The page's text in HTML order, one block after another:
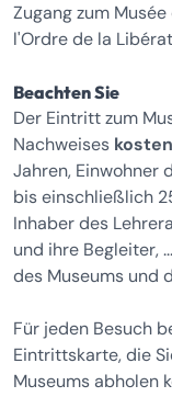
Zugang zum
l'Ordre de la
Beachten Sie
Der Eintritt zum
Nachweises
Jahren, Einwohner
bis einschließlich
Inhaber des
und ihre Begleiter,
des Museums und
Für jeden Besuch
Eintrittskarte, die
Museums abholen